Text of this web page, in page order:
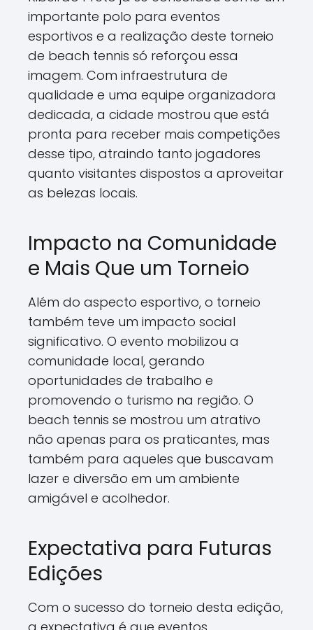
importante polo para eventos
esportivos e a realização deste torneio
de beach tennis só reforçou essa
imagem. Com infraestrutura de
qualidade e uma equipe organizadora
dedicada, a cidade mostrou que está
pronta para receber mais competições
desse tipo, atraindo tanto jogadores
quanto visitantes dispostos a aproveitar
as belezas locais.
Impacto na Comunidade
e Mais Que um Torneio
Além do aspecto esportivo, o torneio
também teve um impacto social
significativo. O evento mobilizou a
comunidade local, gerando
oportunidades de trabalho e
promovendo o turismo na região. O
beach tennis se mostrou um atrativo
não apenas para os praticantes, mas
também para aqueles que buscavam
lazer e diversão em um ambiente
amigável e acolhedor.
Expectativa para Futuras
Edições
Com o sucesso do torneio desta edição,